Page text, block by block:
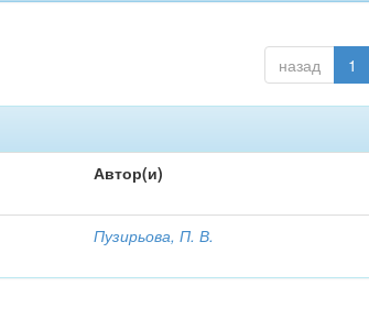
назад 1
Автор(и)
Пузирьова, П. В.